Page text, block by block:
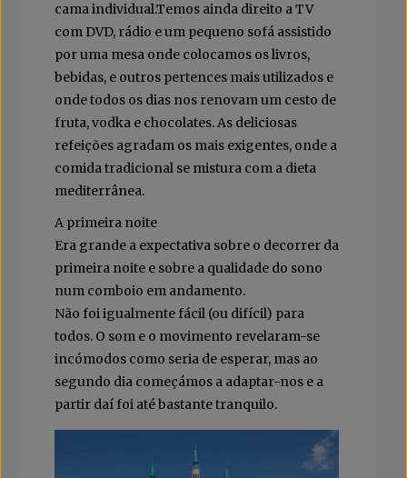
cama individual.Temos ainda direito a TV
com DVD, rádio e um pequeno sofá assistido
por uma mesa onde colocamos os livros,
bebidas, e outros pertences mais utilizados e
onde todos os dias nos renovam um cesto de
fruta, vodka e chocolates. As deliciosas
refeições agradam os mais exigentes, onde a
comida tradicional se mistura com a dieta
mediterrânea.
A primeira noite
Era grande a expectativa sobre o decorrer da
primeira noite e sobre a qualidade do sono
num comboio em andamento.
Não foi igualmente fácil (ou difícil) para
todos. O som e o movimento revelaram-se
incómodos como seria de esperar, mas ao
segundo dia começámos a adaptar-nos e a
partir daí foi até bastante tranquilo.